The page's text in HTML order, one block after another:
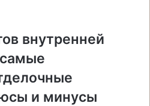
внутренней
и минусы